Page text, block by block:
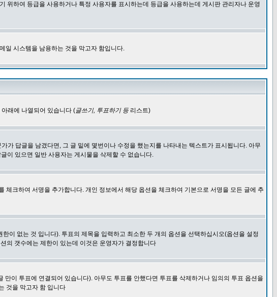
위하여 등급을 사용하거나 특정 사용자를 표시하는데 등급을 사용하는데 게시판 관리자나 운영
일 시스템을 남용하는 것을 막고자 함입니다.
래에 나열되어 있습니다 (글쓰기, 투표하기 등 리스트)
가 답글을 남겼다면, 그 글 밑에 몇번이나 수정을 했는지를 나타내는 텍스트가 표시됩니다. 아무
이 있으면 일반 사용자는 게시물을 삭제할 수 없습니다.
체크하여 서명을 추가합니다. 개인 정보에서 해당 옵션을 체크하여 기본으로 서명을 모든 글에 추
이 없는 것 입니다). 투표의 제목을 입력하고 최소한 두 개의 옵션을 선택하십시오(옵션을 설정
의 갯수에는 제한이 있는데 이것은 운영자가 결정합니다
이 투표에 연결되어 있습니다). 아무도 투표를 안했다면 투표를 삭제하거나 임의의 투표 옵션을
것을 막고자 함 입니다